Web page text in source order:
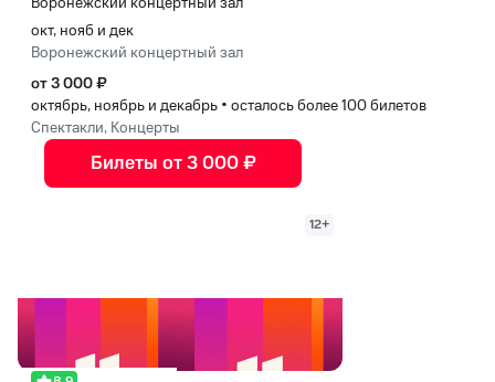
окт, нояб и дек
Воронежский концертный зал
от 3 000 ₽
октябрь, ноябрь и декабрь • осталось более 100 билетов
Спектакли, Концерты
Билеты от 3 000 ₽
12+